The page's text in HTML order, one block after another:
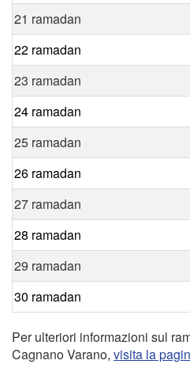
21 ramadan
22 ramadan
23 ramadan
24 ramadan
25 ramadan
26 ramadan
27 ramadan
28 ramadan
29 ramadan
30 ramadan
Per ulteriori informazioni sul
Cagnano Varano, visita la